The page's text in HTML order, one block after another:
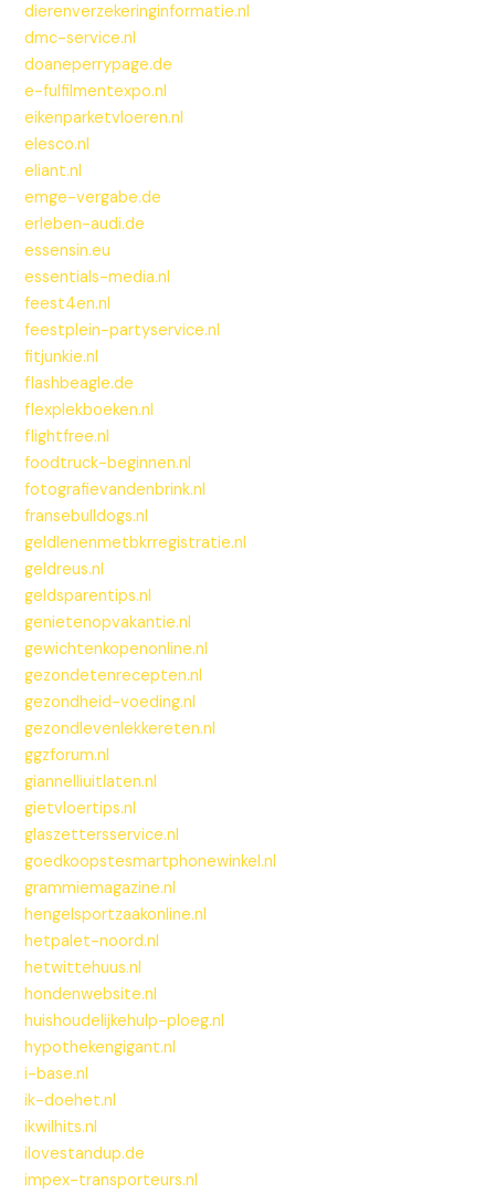
dierenverzekeringinformatie.nl
dmc-service.nl
doaneperrypage.de
e-fulfilmentexpo.nl
eikenparketvloeren.nl
elesco.nl
eliant.nl
emge-vergabe.de
erleben-audi.de
essensin.eu
essentials-media.nl
feest4en.nl
feestplein-partyservice.nl
fitjunkie.nl
flashbeagle.de
flexplekboeken.nl
flightfree.nl
foodtruck-beginnen.nl
fotografievandenbrink.nl
fransebulldogs.nl
geldlenenmetbkrregistratie.nl
geldreus.nl
geldsparentips.nl
genietenopvakantie.nl
gewichtenkopenonline.nl
gezondetenrecepten.nl
gezondheid-voeding.nl
gezondlevenlekkereten.nl
ggzforum.nl
giannelliuitlaten.nl
gietvloertips.nl
glaszettersservice.nl
goedkoopstesmartphonewinkel.nl
grammiemagazine.nl
hengelsportzaakonline.nl
hetpalet-noord.nl
hetwittehuus.nl
hondenwebsite.nl
huishoudelijkehulp-ploeg.nl
hypothekengigant.nl
i-base.nl
ik-doehet.nl
ikwilhits.nl
ilovestandup.de
impex-transporteurs.nl